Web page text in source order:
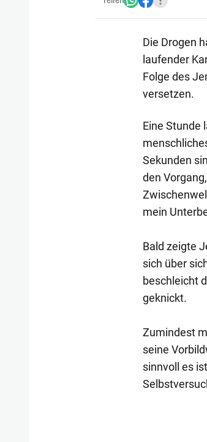
Die Drogen
laufender
Folge des
versetzen.
Eine Stunde
Sekunden
den
mein
Bald zeigte
sich über
beschleicht
geknickt.
Zumindest
seine
sinnvoll es